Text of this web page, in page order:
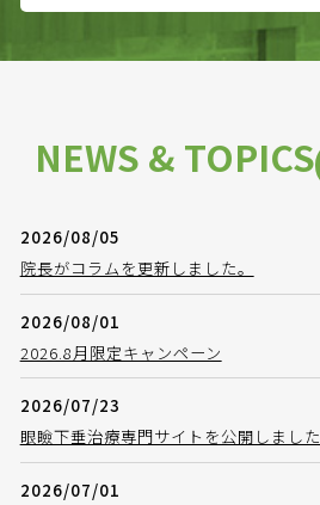
NEWS & TOPICS
2026/08/05
院長がコラムを更新しました。
2026/08/01
2026.8月限定キャンペーン
2026/07/23
眼瞼下垂治療専門サイトを公開しました
2026/07/01